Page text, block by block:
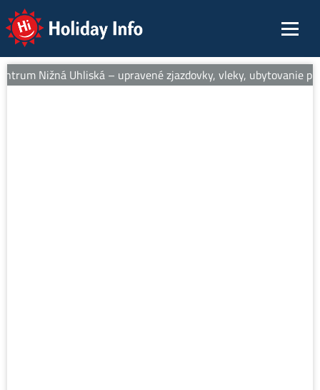
Holiday Info
Nižná Uhliská – upravené zjazdovky, vleky, ubytovanie